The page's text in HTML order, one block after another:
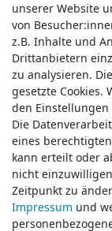
Service &
unserer Website
von
z.B. Inhalte und
Drittanbietern
zu analysieren.
gesetzte Cookies.
den Einstellungen
Die
eines
kann erteilt oder
nicht
Zeitpunkt zu
Impressum und
unserer Website
von
z.B. Inhalte und
Drittanbietern
zu analysieren.
gesetzte Cookies.
den Einstellungen
Die
eines
kann erteilt oder
nicht
Zeitpunkt zu
Impressum und